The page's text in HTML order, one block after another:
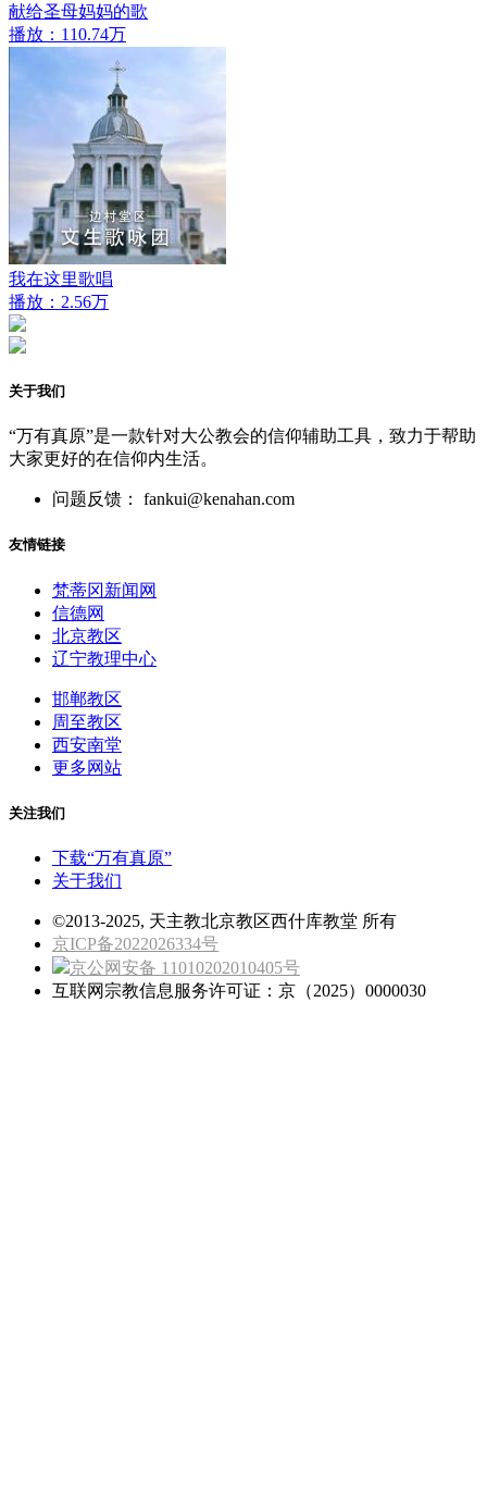
献给圣母妈妈的歌
播放：110.74万
我在这里歌唱
播放：2.56万
关于我们
“万有真原”是一款针对大公教会的信仰辅助工具，致力于帮助
大家更好的在信仰内生活。
问题反馈： fankui@kenahan.com
友情链接
梵蒂冈新闻网
信德网
北京教区
辽宁教理中心
邯郸教区
周至教区
西安南堂
更多网站
关注我们
下载“万有真原”
关于我们
©2013-2025, 天主教北京教区西什库教堂 所有
京ICP备2022026334号
京公网安备 11010202010405号
互联网宗教信息服务许可证：京（2025）0000030